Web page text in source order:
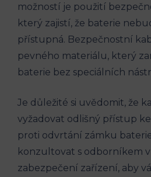
možností je použití
který zajistí, že baterie
přístupná. Bezpečnostní
pevného materiálu, který
baterie bez speciálních
Je důležité si uvědomit, že
vyžadovat odlišný přístup
proti odvrtání zámku
konzultovat s odborníkem
zabezpečení zařízení, aby